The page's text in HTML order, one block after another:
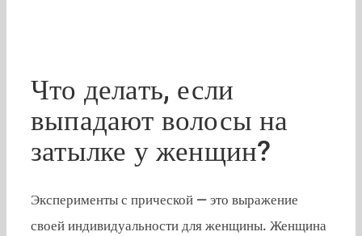
Что делать, если
выпадают волосы на
затылке у женщин?
Эксперименты с прической — это выражение
своей индивидуальности для женщины. Женщина